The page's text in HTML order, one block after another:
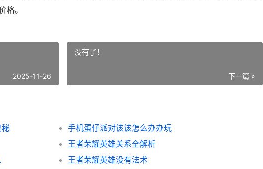
格。
2025-11-26
没有了！
下一篇 »
秘
手机蛋仔派对该该怎么办办玩
王者荣耀英雄关系全解析
王者荣耀英雄没有法术